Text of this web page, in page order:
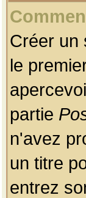
Créer un
le
partie
n'avez
un titre
entrez